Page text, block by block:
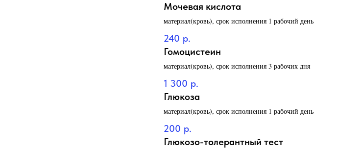
Мочевая кислота
материал(кровь), срок исполнения 1 рабочий день
240 р.
Гомоцистеин
материал(кровь), срок исполнения 3 рабочих дня
1 300 р.
Глюкоза
материал(кровь), срок исполнения 1 рабочий день
200 р.
Глюкозо-толерантный тест